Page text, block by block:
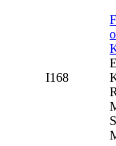
I168